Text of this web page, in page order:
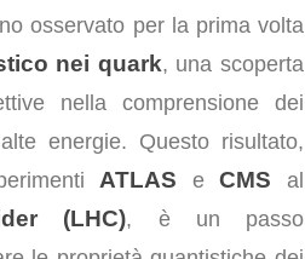
osservato per la prima volta
nei quark, una scoperta
nella comprensione dei
energie. Questo risultato,
ATLAS eCMS al
(LHC), è un passo